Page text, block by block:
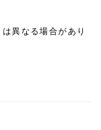
異なる場合があり